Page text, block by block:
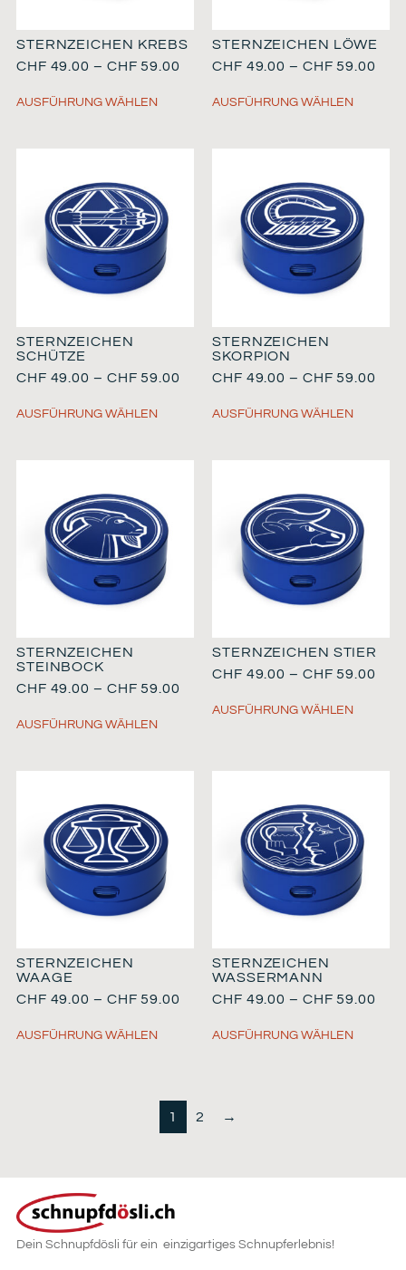
STERNZEICHEN KREBS
CHF 49.00 – CHF 59.00
AUSFÜHRUNG WÄHLEN
STERNZEICHEN LÖWE
CHF 49.00 – CHF 59.00
AUSFÜHRUNG WÄHLEN
STERNZEICHEN
SCHÜTZE
CHF 49.00 – CHF 59.00
AUSFÜHRUNG WÄHLEN
STERNZEICHEN
SKORPION
CHF 49.00 – CHF 59.00
AUSFÜHRUNG WÄHLEN
STERNZEICHEN
STEINBOCK
CHF 49.00 – CHF 59.00
AUSFÜHRUNG WÄHLEN
STERNZEICHEN STIER
CHF 49.00 – CHF 59.00
AUSFÜHRUNG WÄHLEN
STERNZEICHEN
WAAGE
CHF 49.00 – CHF 59.00
AUSFÜHRUNG WÄHLEN
STERNZEICHEN
WASSERMANN
CHF 49.00 – CHF 59.00
AUSFÜHRUNG WÄHLEN
1 2 →
Dein Schnupfdösli für ein einzigartiges Schnupferlebnis!